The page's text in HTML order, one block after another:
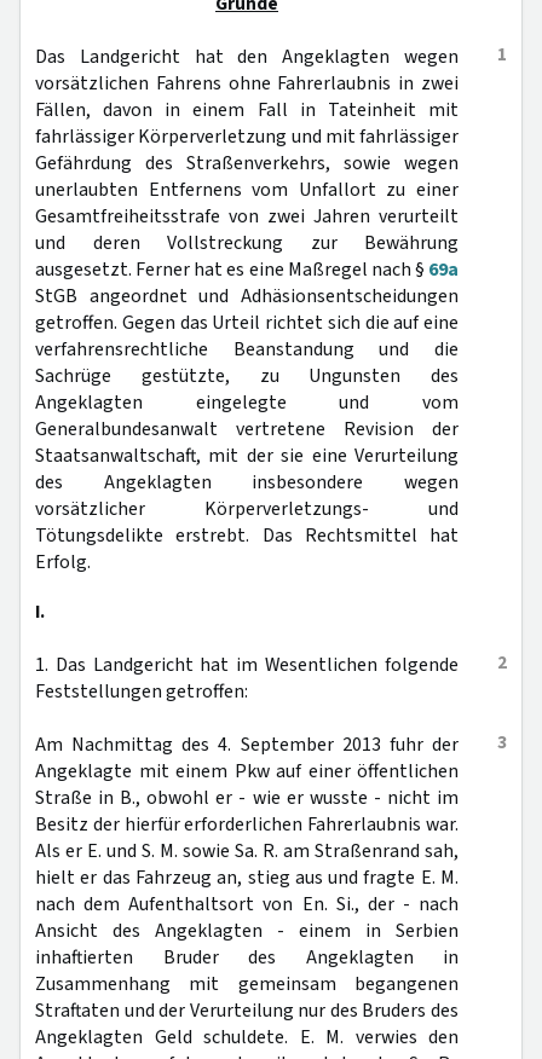
1
Das Landgericht hat den Angeklagten wegen
vorsätzlichen Fahrens ohne Fahrerlaubnis in zwei
Fällen, davon in einem Fall in Tateinheit mit
fahrlässiger Körperverletzung und mit fahrlässiger
Gefährdung des Straßenverkehrs, sowie wegen
unerlaubten Entfernens vom Unfallort zu einer
Gesamtfreiheitsstrafe von zwei Jahren verurteilt
und deren Vollstreckung zur Bewährung
ausgesetzt. Ferner hat es eine Maßregel nach § 69a
StGB angeordnet und Adhäsionsentscheidungen
getroffen. Gegen das Urteil richtet sich die auf eine
verfahrensrechtliche Beanstandung und die
Sachrüge gestützte, zu Ungunsten des
Angeklagten eingelegte und vom
Generalbundesanwalt vertretene Revision der
Staatsanwaltschaft, mit der sie eine Verurteilung
des Angeklagten insbesondere wegen
vorsätzlicher Körperverletzungs- und
Tötungsdelikte erstrebt. Das Rechtsmittel hat
Erfolg.
I.
2
1. Das Landgericht hat im Wesentlichen folgende
Feststellungen getroffen:
3
Am Nachmittag des 4. September 2013 fuhr der
Angeklagte mit einem Pkw auf einer öffentlichen
Straße in B., obwohl er - wie er wusste - nicht im
Besitz der hierfür erforderlichen Fahrerlaubnis war.
Als er E. und S. M. sowie Sa. R. am Straßenrand sah,
hielt er das Fahrzeug an, stieg aus und fragte E. M.
nach dem Aufenthaltsort von En. Si., der - nach
Ansicht des Angeklagten - einem in Serbien
inhaftierten Bruder des Angeklagten in
Zusammenhang mit gemeinsam begangenen
Straftaten und der Verurteilung nur des Bruders des
Angeklagten Geld schuldete. E. M. verwies den